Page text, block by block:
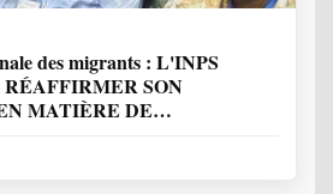
des migrants : L'INPS
SON
MATIÈRE DE